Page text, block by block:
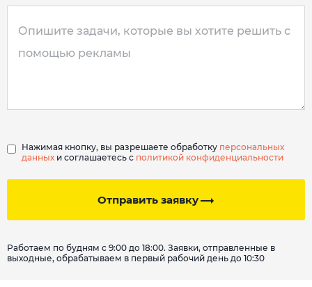
Отправить заявку
Нажимая кнопку, вы разрешаете обработку персональных
данных и соглашаетесь с политикой конфиденциальности
Работаем по будням с 9:00 до 18:00. Заявки, отправленные в
выходные, обрабатываем в первый рабочий день до 10:30